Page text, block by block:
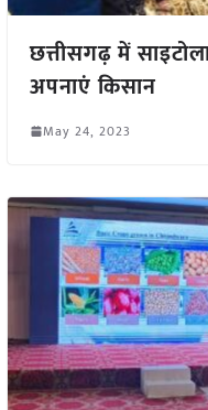
छत्तीसगढ़ में
अपनाएं किसान
May 24, 2023